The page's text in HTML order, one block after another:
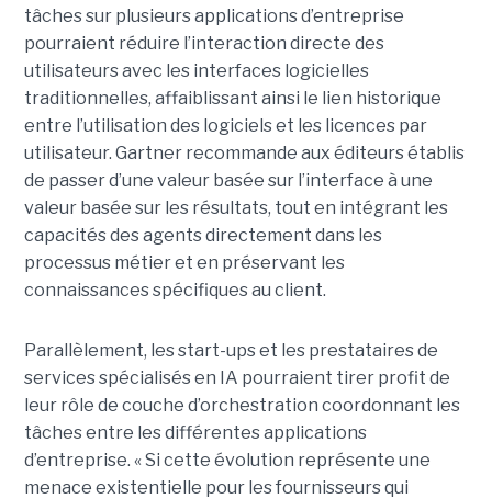
tâches sur plusieurs applications d’entreprise
pourraient réduire l’interaction directe des
utilisateurs avec les interfaces logicielles
traditionnelles, affaiblissant ainsi le lien historique
entre l’utilisation des logiciels et les licences par
utilisateur. Gartner recommande aux éditeurs établis
de passer d’une valeur basée sur l’interface à une
valeur basée sur les résultats, tout en intégrant les
capacités des agents directement dans les
processus métier et en préservant les
connaissances spécifiques au client.
Parallèlement, les start-ups et les prestataires de
services spécialisés en IA pourraient tirer profit de
leur rôle de couche d’orchestration coordonnant les
tâches entre les différentes applications
d’entreprise. « Si cette évolution représente une
menace existentielle pour les fournisseurs qui